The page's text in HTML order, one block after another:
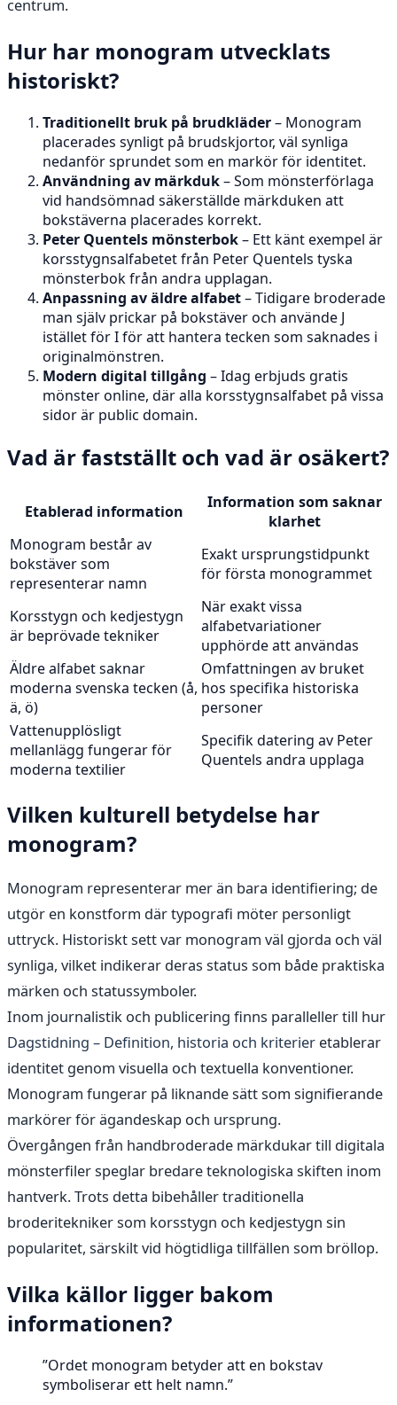
centrum.
Hur har monogram utvecklats
historiskt?
Traditionellt bruk på brudkläder– Monogram
placerades synligt på brudskjortor, väl synliga
nedanför sprundet som en markör för identitet.
Användning av märkduk– Som mönsterförlaga
vid handsömnad säkerställde märkduken att
bokstäverna placerades korrekt.
Peter Quentels mönsterbok– Ett känt exempel är
korsstygnsalfabetet från Peter Quentels tyska
mönsterbok från andra upplagan.
Anpassning av äldre alfabet– Tidigare broderade
man själv prickar på bokstäver och använde J
istället för I för att hantera tecken som saknades i
originalmönstren.
Modern digital tillgång – Idag erbjuds gratis
mönster online, där alla korsstygnsalfabet på vissa
sidor är public domain.
Vad är fastställt och vad är osäkert?
Etablerad information
Information som saknar
klarhet
Monogram består av
bokstäver som
representerar namn
Exakt ursprungstidpunkt
för första monogrammet
Korsstygn och kedjestygn
är beprövade tekniker
När exakt vissa
alfabetvariationer
upphörde att användas
Äldre alfabet saknar
moderna svenska tecken (å,
ä, ö)
Omfattningen av bruket
hos specifika historiska
personer
Vattenupplösligt
mellanlägg fungerar för
moderna textilier
Specifik datering av Peter
Quentels andra upplaga
Vilken kulturell betydelse har
monogram?
Monogram representerar mer än bara identifiering; de
utgör en konstform där typografi möter personligt
uttryck. Historiskt sett var monogram väl gjorda och väl
synliga, vilket indikerar deras status som både praktiska
märken och statussymboler.
Inom journalistik och publicering finns paralleller till hur
Dagstidning – Definition, historia och kriterier etablerar
identitet genom visuella och textuella konventioner.
Monogram fungerar på liknande sätt som signifierande
markörer för ägandeskap och ursprung.
Övergången från handbroderade märkdukar till digitala
mönsterfiler speglar bredare teknologiska skiften inom
hantverk. Trots detta bibehåller traditionella
broderitekniker som korsstygn och kedjestygn sin
popularitet, särskilt vid högtidliga tillfällen som bröllop.
Vilka källor ligger bakom
informationen?
”Ordet monogram betyder att en bokstav
symboliserar ett helt namn.”